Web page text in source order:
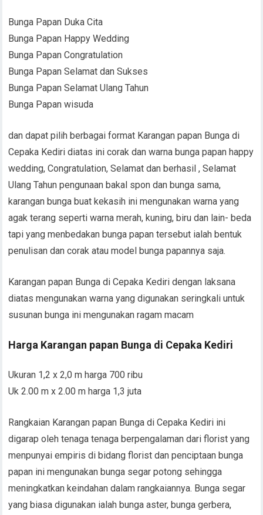
Bunga Papan Duka Cita
Bunga Papan Happy Wedding
Bunga Papan Congratulation
Bunga Papan Selamat dan Sukses
Bunga Papan Selamat Ulang Tahun
Bunga Papan wisuda
dan dapat pilih berbagai format Karangan papan Bunga di
Cepaka Kediri diatas ini corak dan warna bunga papan happy
wedding, Congratulation, Selamat dan berhasil , Selamat
Ulang Tahun pengunaan bakal spon dan bunga sama,
karangan bunga buat kekasih ini mengunakan warna yang
agak terang seperti warna merah, kuning, biru dan lain- beda
tapi yang menbedakan bunga papan tersebut ialah bentuk
penulisan dan corak atau model bunga papannya saja.
Karangan papan Bunga di Cepaka Kediri dengan laksana
diatas mengunakan warna yang digunakan seringkali untuk
susunan bunga ini mengunakan ragam macam
Harga Karangan papan Bunga di Cepaka Kediri
Ukuran 1,2 x 2,0 m harga 700 ribu
Uk 2.00 m x 2.00 m harga 1,3 juta
Rangkaian Karangan papan Bunga di Cepaka Kediri ini
digarap oleh tenaga tenaga berpengalaman dari florist yang
menpunyai empiris di bidang florist dan penciptaan bunga
papan ini mengunakan bunga segar potong sehingga
meningkatkan keindahan dalam rangkaiannya. Bunga segar
yang biasa digunakan ialah bunga aster, bunga gerbera,